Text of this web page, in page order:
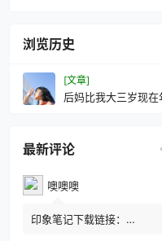
浏览历史
[文章]
后妈比我大三岁现在
最新评论
噢噢噢
印象笔记下载链接：